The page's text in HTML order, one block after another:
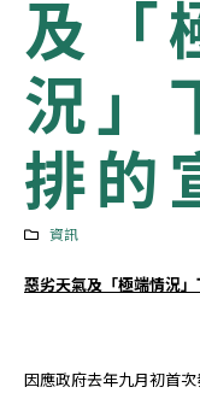
及「
況」
排的
資訊
惡劣天氣及「極端情況
因應政府去年九月初首